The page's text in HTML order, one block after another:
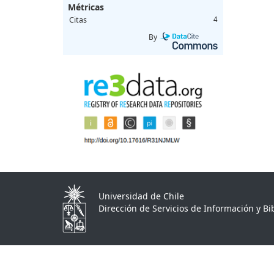
Métricas
Citas 4
By
Universidad de Chile
Dirección de Servicios de Información y